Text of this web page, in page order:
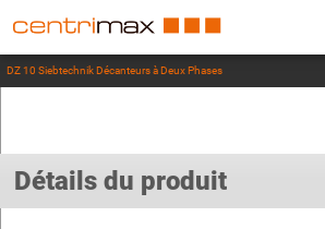
DZ 10 Siebtechnik Décanteurs à Deux Phases
Détails du produit